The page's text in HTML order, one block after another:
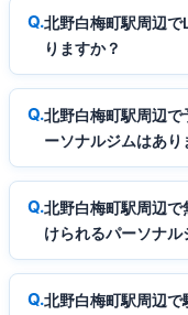
北野白梅町駅周辺
りますか？
北野白梅町駅周辺
ーソナルジムはあり
北野白梅町駅周辺
けられるパーソナル
北野白梅町駅周辺で